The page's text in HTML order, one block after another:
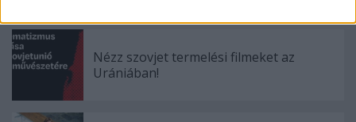
Nézz szovjet termelési filmeket az
Urániában!